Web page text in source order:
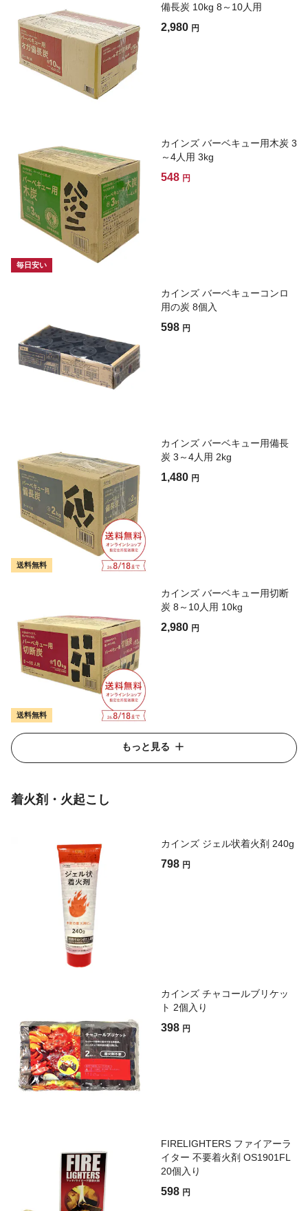
備長炭 10kg 8～10人用
2,980 円
毎日安い
カインズ バーベキュー用木炭 3
～4人用 3kg
548 円
カインズ バーベキューコンロ
用の炭 8個入
598 円
送料無料
カインズ バーベキュー用備長
炭 3～4人用 2kg
1,480 円
送料無料
カインズ バーベキュー用切断
炭 8～10人用 10kg
2,980 円
もっと見る
着火剤・火起こし
カインズ ジェル状着火剤 240g
798 円
カインズ チャコールブリケッ
ト 2個入り
398 円
FIRELIGHTERS ファイアーラ
イター 不要着火剤 OS1901FL
20個入り
598 円